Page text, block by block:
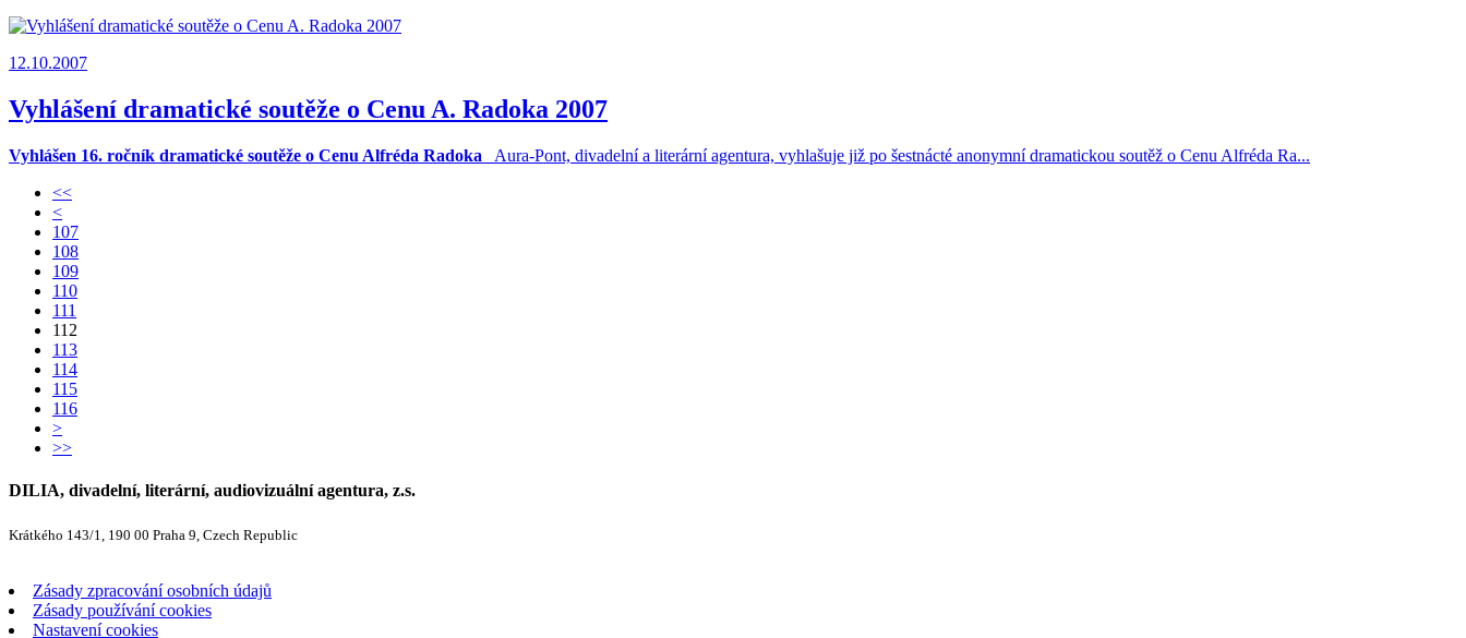
12.10.2007
Vyhlášení dramatické soutěže o Cenu A. Radoka 2007
Vyhlášen 16. ročník dramatické soutěže o Cenu Alfréda Radoka Aura-Pont, divadelní a literární agentura, vyhlašuje již po šestnácté anonymní dramatickou soutěž o Cenu Alfréda Ra...
<<
<
107
108
109
110
111
112
113
114
115
116
>
>>
DILIA, divadelní, literární, audiovizuální agentura, z.s.
Krátkého 143/1, 190 00 Praha 9, Czech Republic
Zásady zpracování osobních údajů
Zásady používání cookies
Nastavení cookies